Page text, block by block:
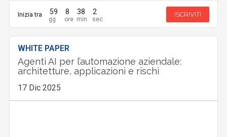
Inizia tra 59 8 38 0 ISCRIVITI
WHITE PAPER
Agenti AI per l’automazione aziendale:
architetture, applicazioni e rischi
17 Dic 2025